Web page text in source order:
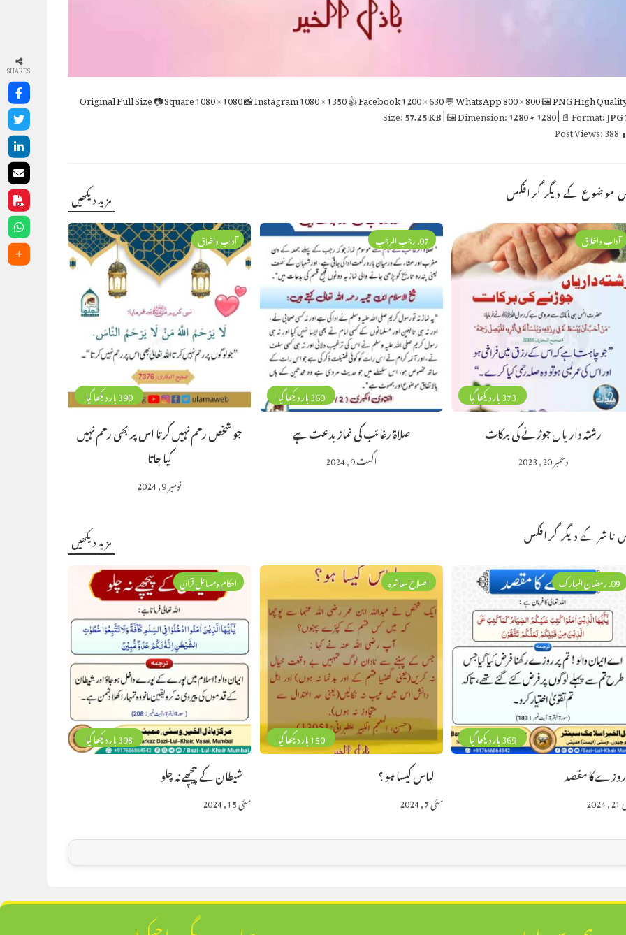
Full Size📷 Square1080 × 1080📸 Instagram1080 × 1350👍 Facebook1200 × 630💬 WhatsApp800 × 800🖼 PNGHigh
57.25 KB| 🖼 Dimension:1280 × 1280| 📄 Format:JPG
Post Views:388
موضوع کے دیگر گرافکس مزید دیکھیں
390 بار دیکھا گیا
آداب واخلاق
جو شخص رحم نہیں کرتا اس پر بھی رحم نہیں
کیا جاتا
نومبر 9, 2024
360 بار دیکھا گیا
07. رجب المرجب
صلاۃ رغائب کی نماز بدعت ہے
اگست 9, 2024
373 بار دیکھا گیا
آداب واخلاق
رشتہ داریاں جوڑنے کی برکات
دسمبر 20, 2023
ناشر کے دیگر گرافکس مزید دیکھیں
398 بار دیکھا گیا
احکام ومسائل قرآن
شیطان کے پیچھے نہ چلو
مئی 15, 2024
150 بار دیکھا گیا
اصلاح معاشرہ
لباس کیسا ہو ؟
مئی 7, 2024
369 بار دیکھا گیا
09. رمضان المبارک
روزے کا مقصد
SHARES